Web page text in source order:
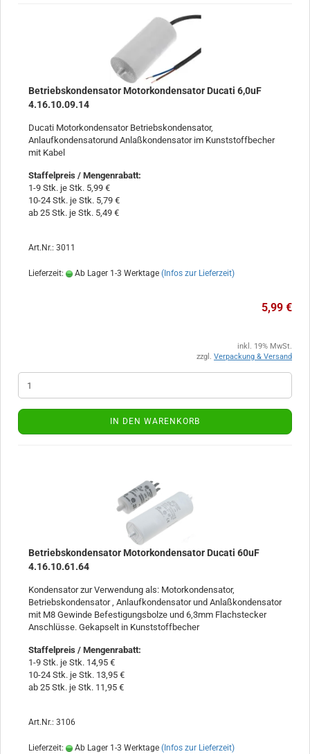
Betriebskondensator Motorkondensator Ducati 6,0uF
4.16.10.09.14
Ducati Motorkondensator Betriebskondensator,
Anlaufkondensatorund Anlaßkondensator im Kunststoffbecher
mit Kabel
Staffelpreis / Mengenrabatt:
1-9 Stk. je Stk. 5,99 €
10-24 Stk. je Stk. 5,79 €
ab 25 Stk. je Stk. 5,49 €
Art.Nr.: 3011
Lieferzeit: Ab Lager 1-3 Werktage (Infos zur Lieferzeit)
5,99 €
inkl. 19% MwSt.
zzgl. Verpackung & Versand
IN DEN WARENKORB
Betriebskondensator Motorkondensator Ducati 60uF
4.16.10.61.64
Kondensator zur Verwendung als: Motorkondensator,
Betriebskondensator , Anlaufkondensator und Anlaßkondensator
mit M8 Gewinde Befestigungsbolze und 6,3mm Flachstecker
Anschlüsse. Gekapselt in Kunststoffbecher
Staffelpreis / Mengenrabatt:
1-9 Stk. je Stk. 14,95 €
10-24 Stk. je Stk. 13,95 €
ab 25 Stk. je Stk. 11,95 €
Art.Nr.: 3106
Lieferzeit: Ab Lager 1-3 Werktage (Infos zur Lieferzeit)